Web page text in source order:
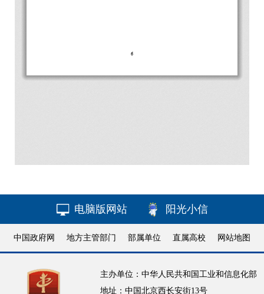
电脑版网站 阳光小信
中国政府网 地方主管部门 部属单位 直属高校 网站地图
主办单位：中华人民共和国工业和信息化部
地址：中国北京西长安街13号